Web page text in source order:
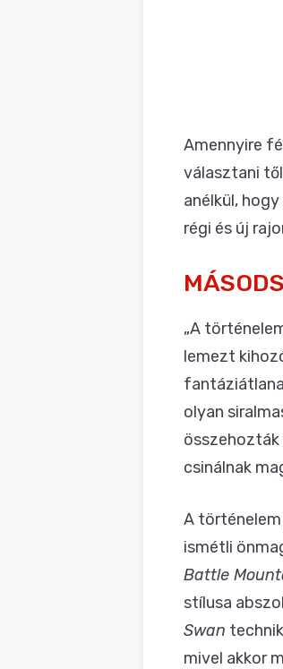
Amennyire
választani
anélkül,
régi és új
„A
lemezt
olyan
csinálnak
A
ismétli
Battle
stílusa
Swan
mivel akkor